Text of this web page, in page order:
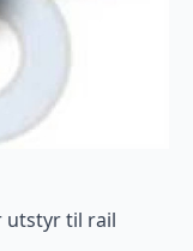
utstyr til rail